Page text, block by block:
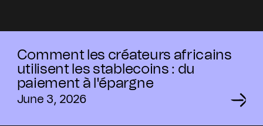
Comment les créateurs africains
utilisent les stablecoins : du
paiement à l'épargne
June 3, 2026